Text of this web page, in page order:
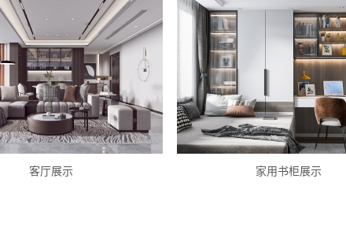
客厅展示 家用书柜展示